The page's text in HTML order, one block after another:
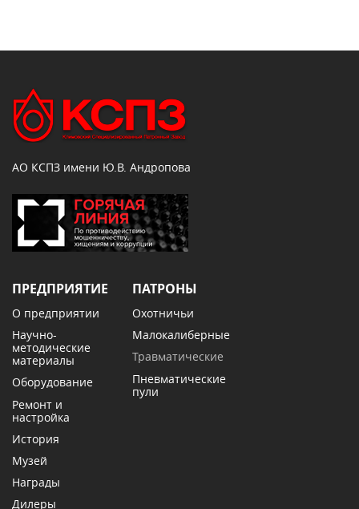
АО КСПЗ имени Ю.В. Андропова
ПРЕДПРИЯТИЕ
О предприятии
Научно-
методические
материалы
Оборудование
Ремонт и
настройка
История
Музей
Награды
Дилеры
ПАТРОНЫ
Охотничьи
Малокалиберные
Травматические
Пневматические
пули